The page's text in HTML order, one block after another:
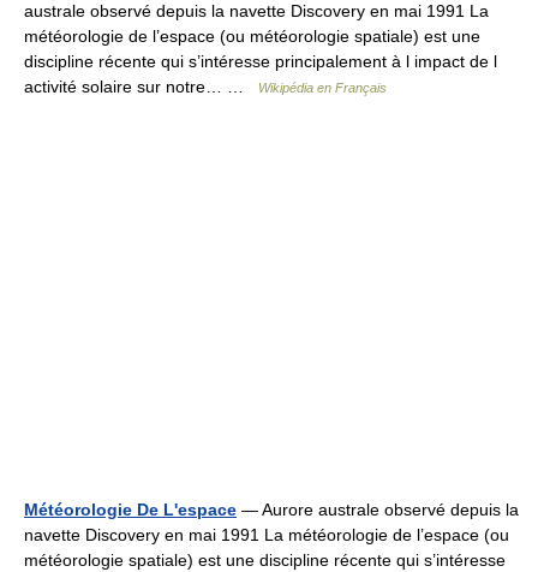
australe observé depuis la navette Discovery en mai 1991 La
météorologie de l’espace (ou météorologie spatiale) est une
discipline récente qui s’intéresse principalement à l impact de l
activité solaire sur notre… …
Wikipédia en Français
Météorologie De L'espace — Aurore australe observé depuis la
navette Discovery en mai 1991 La météorologie de l’espace (ou
météorologie spatiale) est une discipline récente qui s’intéresse